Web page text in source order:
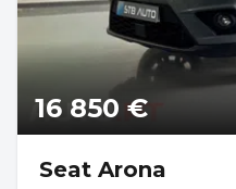
16 850 €
Seat Arona